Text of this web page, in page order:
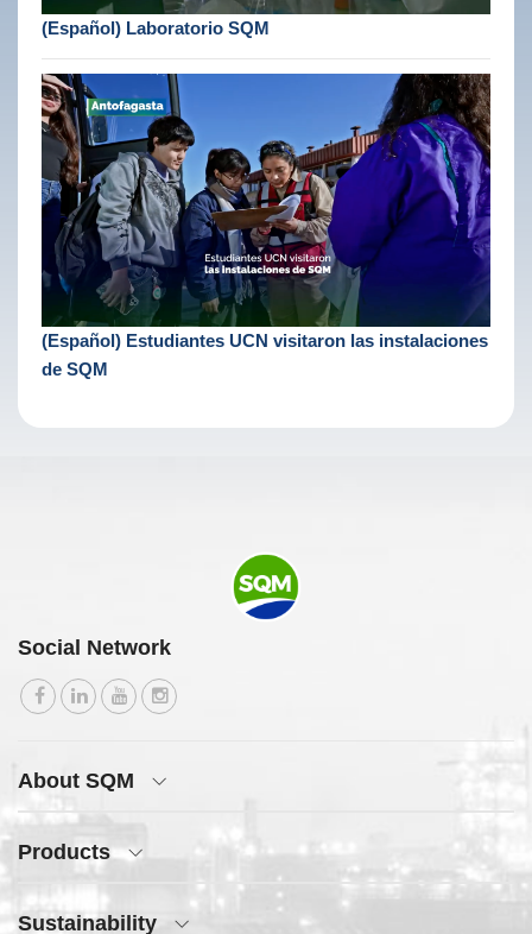
(Español) Laboratorio SQM
(Español) Estudiantes UCN visitaron las instalaciones
de SQM
Social Network
About SQM
Products
Sustainability